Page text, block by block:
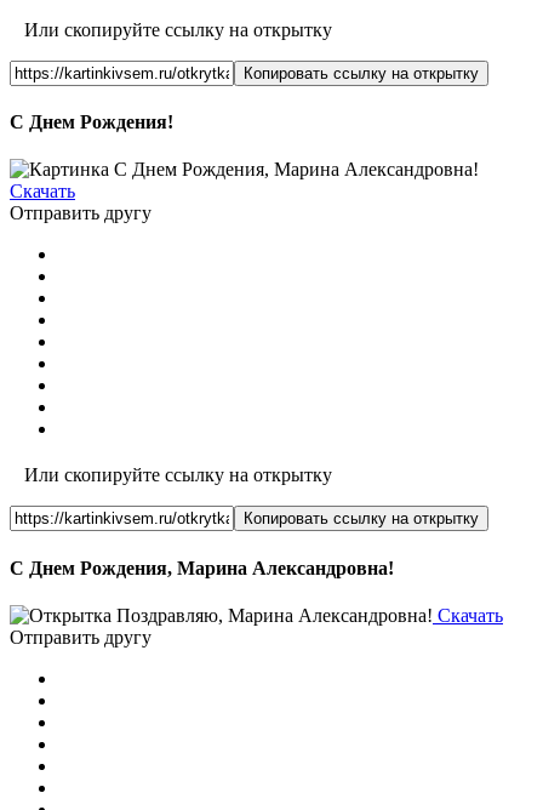
Или скопируйте ссылку на открытку
Копировать ссылку на открытку
С Днем Рождения!
Скачать
Отправить другу
Или скопируйте ссылку на открытку
Копировать ссылку на открытку
С Днем Рождения, Марина Александровна!
Скачать
Отправить другу